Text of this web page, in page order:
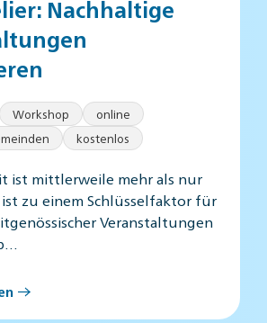
Nachhaltige
Workshop
online
kostenlos
ist mittlerweile mehr als nur
ist zu einem Schlüsselfaktor für
Veranstaltungen